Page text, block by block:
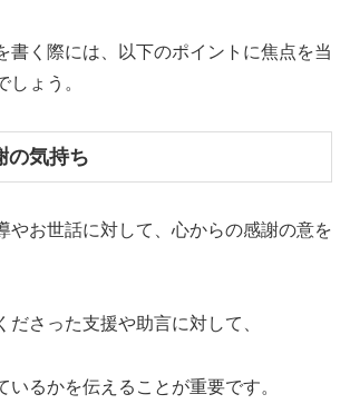
書く際には、以下のポイントに焦点を当
しょう。
の気持ち
やお世話に対して、心からの感謝の意を
ださった支援や助言に対して、
いるかを伝えることが重要です。